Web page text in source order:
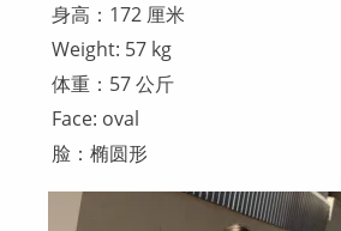
身高：172 厘米
Weight: 57 kg
体重：57 公斤
Face: oval
脸：椭圆形